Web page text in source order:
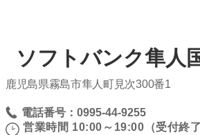
ソフトバンク隼人
鹿児島県霧島市隼人町見次300番1
電話番号：0995-44-9255
営業時間 10:00～19:00（受付終